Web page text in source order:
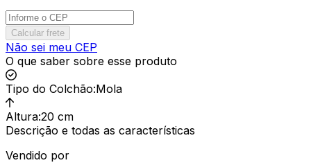
Calcular frete
Não sei meu CEP
O que saber sobre esse produto
Tipo do Colchão:Mola
Altura:20 cm
Descrição e todas as características
Vendido por